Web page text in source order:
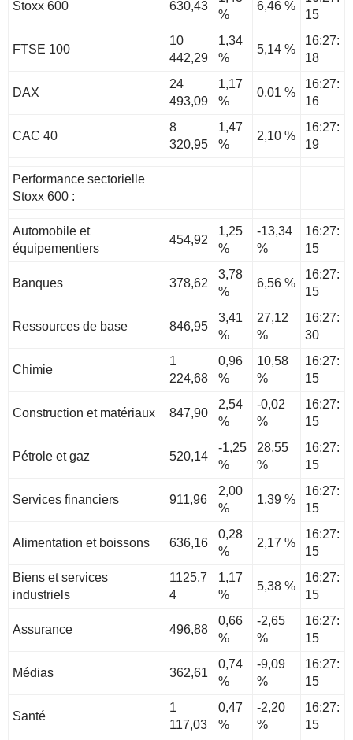
Stoxx 600 630,43
%
6,46 %
15
FTSE 100
10
442,29
1,34
%
5,14 %
16:27:
18
DAX
24
493,09
1,17
%
0,01 %
16:27:
16
CAC 40
8
320,95
1,47
%
2,10 %
16:27:
19
Performance sectorielle
Stoxx 600 :
Automobile et
équipementiers
454,92
1,25
%
-13,34
%
16:27:
15
Banques 378,62
3,78
%
6,56 %
16:27:
15
Ressources de base 846,95
3,41
%
27,12
%
16:27:
30
Chimie
1
224,68
0,96
%
10,58
%
16:27:
15
Construction et matériaux 847,90
2,54
%
-0,02
%
16:27:
15
Pétrole et gaz 520,14
-1,25
%
28,55
%
16:27:
15
Services financiers 911,96
2,00
%
1,39 %
16:27:
15
Alimentation et boissons 636,16
0,28
%
2,17 %
16:27:
15
Biens et services
industriels
1125,7
4
1,17
%
5,38 %
16:27:
15
Assurance 496,88
0,66
%
-2,65
%
16:27:
15
Médias 362,61
0,74
%
-9,09
%
16:27:
15
Santé
1
117,03
0,47
%
-2,20
%
16:27:
15